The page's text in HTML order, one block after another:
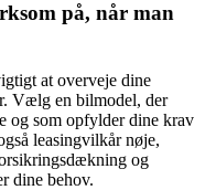
på, når man
at overveje dine
Vælg en bilmodel, der
og som opfylder dine krav
leasingvilkår nøje,
og
dine behov.